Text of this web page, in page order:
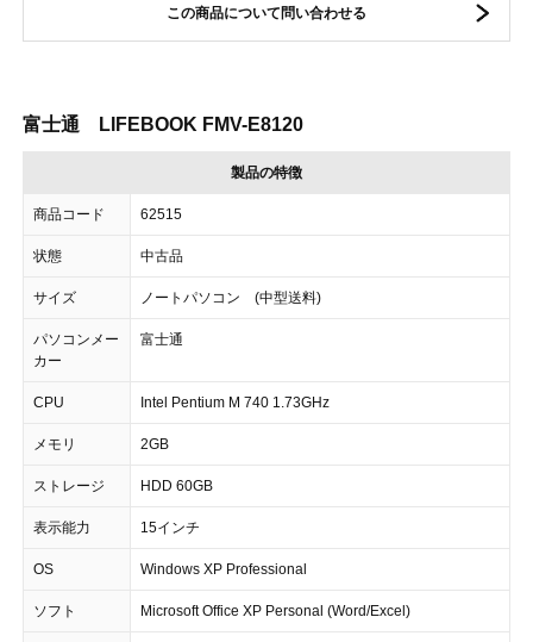
この商品について問い合わせる
富士通 LIFEBOOK FMV-E8120
製品の特徴
商品コード 62515
状態 中古品
サイズ ノートパソコン (中型送料)
パソコンメー
カー
富士通
CPU Intel Pentium M 740 1.73GHz
メモリ 2GB
ストレージ HDD 60GB
表示能力 15インチ
OS Windows XP Professional
ソフト Microsoft Office XP Personal (Word/Excel)